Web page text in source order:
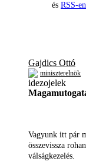
és RSS-en
Gajdics Ottó
miniszterelnök
Vagyunk itt pár
összevissza
válságkezelés.